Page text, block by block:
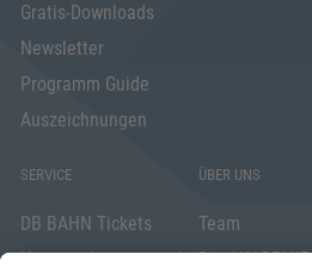
Gratis-Downloads
Newsletter
Programm Guide
Auszeichnungen
SERVICE
DB BAHN Tickets
Veranstaltungsunterlagen
ÜBER UNS
Team
Die AKADEMIE